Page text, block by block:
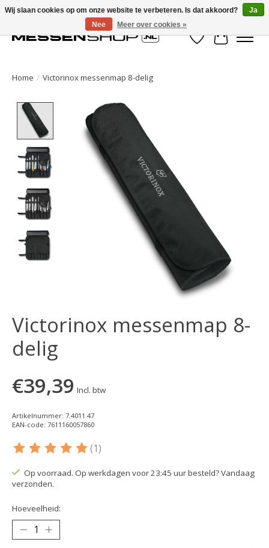
Verlanglijst
Home / Victorinox messenmap 8-delig
Product image slideshow Items
Victorinox messenmap 8-
delig
€39,39 Incl. btw
Artikelnummer: 7.4011.47
EAN-code: 7611160057860
De beoordeling van dit product is
(1)
Op voorraad. Op werkdagen voor 23:45 uur besteld? Vandaag
verzonden.
Hoeveelheid:
Wij slaan cookies op om onze website te verbeteren. Is dat akkoord?
Ja
Nee
Meer over cookies »